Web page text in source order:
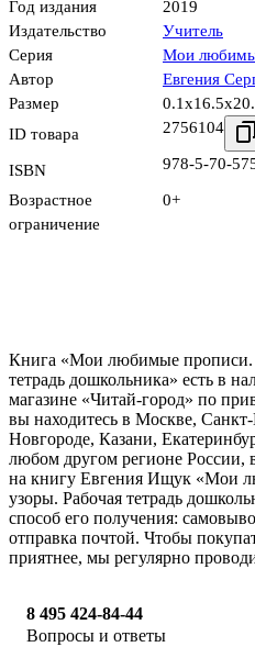
Год издания
2019
Издательство
Учитель
Серия
Мои
Автор
Евгения
Размер
ID товара
2756104
ISBN 978-5-70-
Возрастное
ограничение
0+
Книга «Мои любимые прописи.
тетрадь дошкольника» есть в
магазине «Читай-город» по
вы находитесь в Москве,
Новгороде, Казани,
любом другом регионе России,
на книгу Евгения Ищук «Мои
узоры. Рабочая тетрадь
способ его получения:
отправка почтой. Чтобы
приятнее, мы регулярно
8 495 424-84-44
Вопросы и ответы